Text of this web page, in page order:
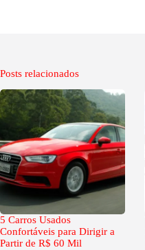
Posts relacionados
5 Carros Usados
Confortáveis para Dirigir a
Partir de R$ 60 Mil